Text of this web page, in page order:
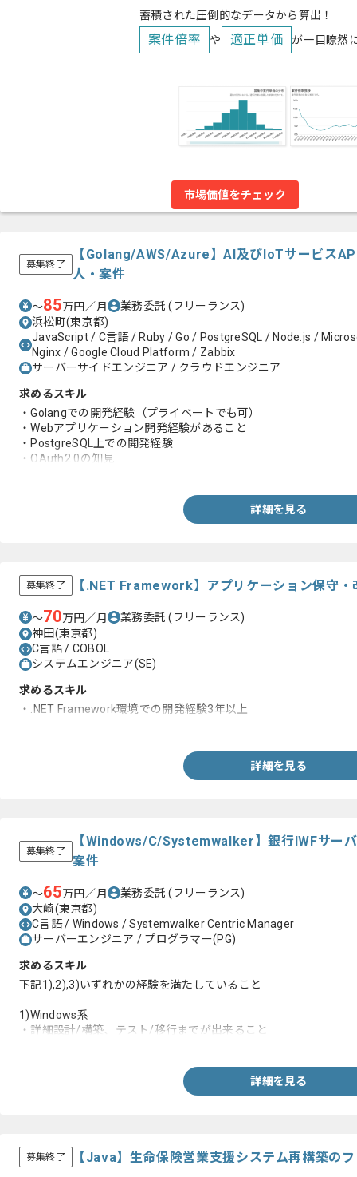
蓄積された圧倒的なデータから算出！
案件倍率 や 適正単価 が一目瞭然
市場価値をチェック
募集終了
【Golang/AWS/Azure】AI及びIoTサービス
人・案件
〜85万円／月 業務委託(フリーランス)
浜松町(東京都)
JavaScript / C言語 / Ruby / Go / PostgreSQL / Node.js /
Nginx / Google Cloud Platform / Zabbix
サーバーサイドエンジニア / クラウドエンジニア
求めるスキル
・Golangでの開発経験（プライベートでも可）
・Webアプリケーション開発経験があること
・PostgreSQL上での開発経験
・OAuth2.0の知見
詳細を見る
募集終了 【.NET Framework】アプリケーション保守
〜70万円／月 業務委託(フリーランス)
神田(東京都)
C言語 / COBOL
システムエンジニア(SE)
求めるスキル
・.NET Framework環境での開発経験3年以上
詳細を見る
募集終了
【Windows/C/Systemwalker】銀行IWFサー
案件
〜65万円／月 業務委託(フリーランス)
大崎(東京都)
C言語 / Windows / Systemwalker Centric Manager
サーバーエンジニア / プログラマー(PG)
求めるスキル
下記1),2),3)いずれかの経験を満たしていること
1)Windows系
・詳細設計/構築、テスト/移行までが出来ること
3)ジョブ
・ジョブ設計/構築経験
詳細を見る
募集終了 【Java】生命保険営業支援システム再構築の